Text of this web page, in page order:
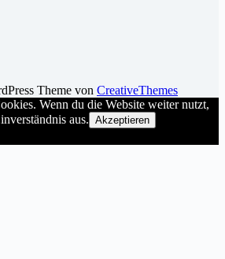
Theme von CreativeThemes
Wenn du die Website weiter nutzt,
aus. Akzeptieren